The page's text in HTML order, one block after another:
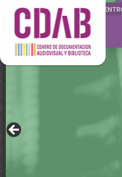
DOCUMENTA DRAMÁTICAS